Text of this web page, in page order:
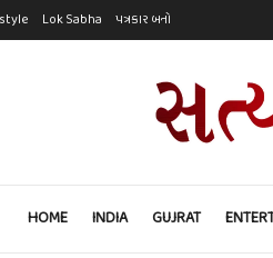
Lok Sabha પત્રકાર બનો
HOME INDIA GUJRAT